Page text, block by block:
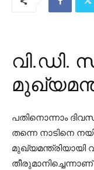
വി.ഡി.
പതിനൊന്നാം
തന്നെ നാടിനെ